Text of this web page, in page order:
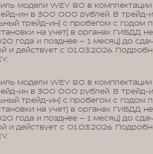
модели WEY 80 в
ин в 300 000 рублей. В трейд-
трейд-ин) с пробегом с годом
на учет) в органах ГИБДД
года и позднее – 1 месяц) до
и действует с 01.03.2026.
модели WEY 80 в
ин в 300 000 рублей. В трейд-
трейд-ин) с пробегом с годом
на учет) в органах ГИБДД
года и позднее – 1 месяц) до
и действует с 01.03.2026.